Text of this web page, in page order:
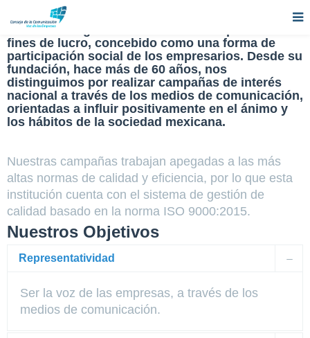
Historia
Somos un organismo de la iniciativa privada sin
fines de lucro, concebido como una forma de
participación social de los empresarios. Desde su
fundación, hace más de 60 años, nos
distinguimos por realizar campañas de interés
nacional a través de los medios de comunicación,
orientadas a influir positivamente en el ánimo y
los hábitos de la sociedad mexicana.
Nuestras campañas trabajan apegadas a las más
altas normas de calidad y eficiencia, por lo que esta
institución cuenta con el sistema de gestión de
calidad basado en la norma ISO 9000:2015.
Nuestros Objetivos
Representatividad
Ser la voz de las empresas, a través de los
medios de comunicación.